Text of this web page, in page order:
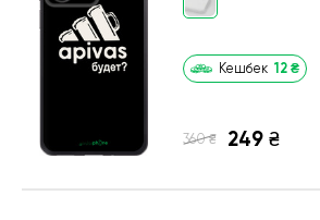
Кешбек 12 ₴
360 ₴ 249 ₴